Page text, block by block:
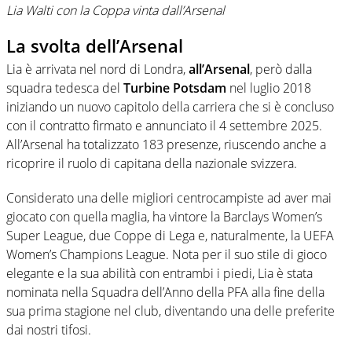
Lia Walti con la Coppa vinta dall’Arsenal
La svolta dell’Arsenal
Lia è arrivata nel nord di Londra,all’Arsenal, però dalla
squadra tedesca del Turbine Potsdam nel luglio 2018
iniziando un nuovo capitolo della carriera che si è concluso
con il contratto firmato e annunciato il 4 settembre 2025.
All’Arsenal ha totalizzato 183 presenze, riuscendo anche a
ricoprire il ruolo di capitana della nazionale svizzera.
Considerato una delle migliori centrocampiste ad aver mai
giocato con quella maglia, ha vintore la Barclays Women’s
Super League, due Coppe di Lega e, naturalmente, la UEFA
Women’s Champions League. Nota per il suo stile di gioco
elegante e la sua abilità con entrambi i piedi, Lia è stata
nominata nella Squadra dell’Anno della PFA alla fine della
sua prima stagione nel club, diventando una delle preferite
dai nostri tifosi.